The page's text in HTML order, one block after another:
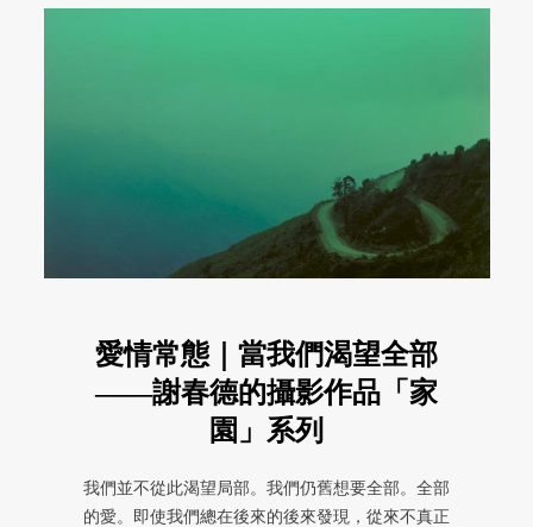
愛情常態｜當我們渴望全部
——謝春德的攝影作品「家
園」系列
我們並不從此渴望局部。我們仍舊想要全部。全部
的愛。即使我們總在後來的後來發現，從來不真正